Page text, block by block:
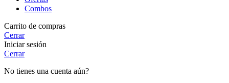
Combos
Carrito de compras
Cerrar
Iniciar sesión
Cerrar
No tienes una cuenta aún?